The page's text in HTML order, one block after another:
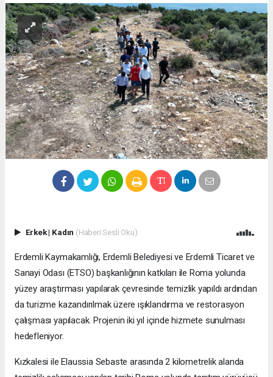
Erkek| Kadın (Haberi Sesli Oku)
Erdemli Kaymakamlığı, Erdemli Belediyesi ve Erdemli Ticaret ve
Sanayi Odası (ETSO) başkanlığının katkıları ile Roma yolunda
yüzey araştırması yapılarak çevresinde temizlik yapıldı ardından
da turizme kazandırılmak üzere ışıklandırma ve restorasyon
çalışması yapılacak. Projenin iki yıl içinde hizmete sunulması
hedefleniyor.
Kızkalesi ile Elaussia Sebaste arasında 2 kilometrelik alanda